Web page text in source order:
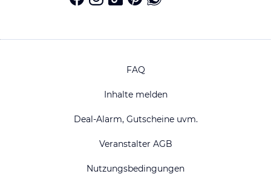
FAQ
Inhalte melden
Deal-Alarm, Gutscheine uvm.
Veranstalter AGB
Nutzungsbedingungen